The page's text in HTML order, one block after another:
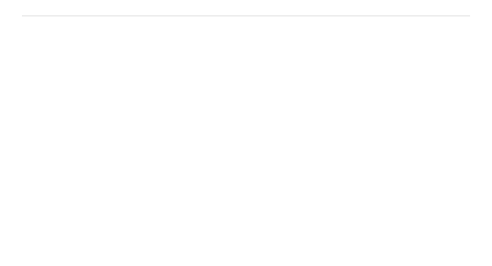
Программа реновации в Москве
Россия